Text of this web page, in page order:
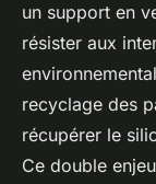
un support en
résister aux
recyclage des
récupérer le
Ce double